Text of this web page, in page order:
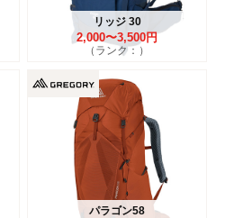
リッジ 30
2,000〜3,500円
（ランク：）
パラゴン58